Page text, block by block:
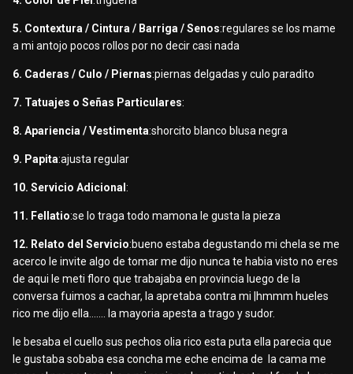
5. Contextura / Cintura / Barriga / Senos:regulares se los mame
a mi antojo pocos rollos por no decir casi nada
6. Caderas / Culo / Piernas:piernas delgadas y culo paradito
7. Tatuajes o Señas Particulares:
8. Apariencia / Vestimenta:shorcito blanco blusa negra
9. Papita:ajusta regular
10. Servicio Adicional :
11. Fellatio:se lo traga todo mamona le gusta la pieza
12. Relato del Servicio:bueno estaba degustando mi chela se me
acerco le invite algo de tomar me dijo nunca te habia visto no eres
de aqui le meti floro que trabajaba en provincia luego de la
conversa fuimos a cachar, la apretaba contra mi |hmmm hueles
rico me dijo ella....... la mayoria apesta a trago y sudor.
le besaba el cuello sus pechos olia rico esta puta ella parecia que
le gustaba sobaba esa concha me eche encima de la cama me